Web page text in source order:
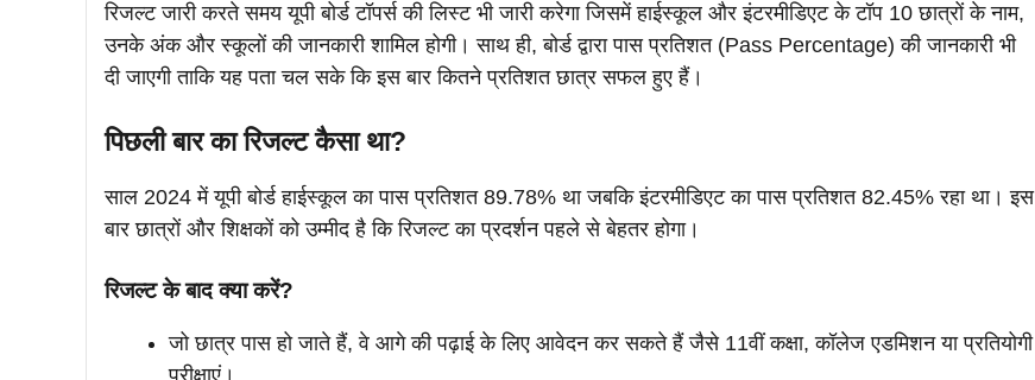
रिजल्ट जारी करते समय यूपी बोर्ड टॉपर्स की लिस्ट भी जारी करेगा जिसमें हाईस्कूल और इंटरमीडिएट के टॉप 10 छात्रों के नाम,
उनके अंक और स्कूलों की जानकारी शामिल होगी। साथ ही, बोर्ड द्वारा पास प्रतिशत (Pass Percentage) की जानकारी भी
दी जाएगी ताकि यह पता चल सके कि इस बार कितने प्रतिशत छात्र सफल हुए हैं।
पिछली बार का रिजल्ट कैसा था?
साल 2024 में यूपी बोर्ड हाईस्कूल का पास प्रतिशत 89.78% था जबकि इंटरमीडिएट का पास प्रतिशत 82.45% रहा था। इस
बार छात्रों और शिक्षकों को उम्मीद है कि रिजल्ट का प्रदर्शन पहले से बेहतर होगा।
रिजल्ट के बाद क्या करें?
जो छात्र पास हो जाते हैं, वे आगे की पढ़ाई के लिए आवेदन कर सकते हैं जैसे 11वीं कक्षा, कॉलेज एडमिशन या प्रतियोगी